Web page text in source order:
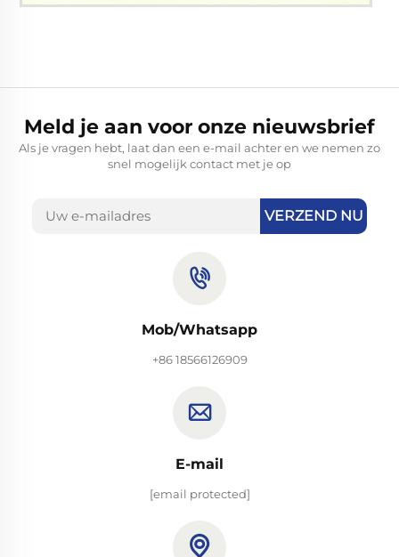
Meld je aan voor onze nieuwsbrief
Als je vragen hebt, laat dan een e-mail achter en we nemen zo
snel mogelijk contact met je op
VERZEND NU
Mob/Whatsapp
+86 18566126909
E-mail
[email protected]